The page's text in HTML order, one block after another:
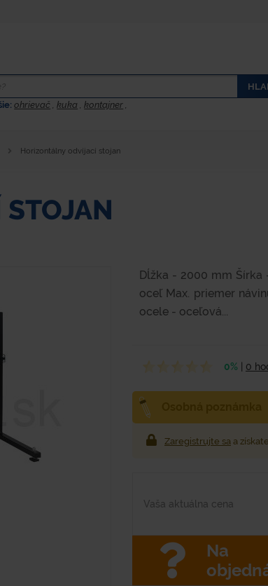
ohrievač ,kuka ,kontajner ,
Horizontálny odvíjací stojan
Dĺžka - 2000 mm
oceľ Max. priemer
ocele - oceľová...
0% 0
Zaregistrujte sa a
Vaša aktuálna cena
Na